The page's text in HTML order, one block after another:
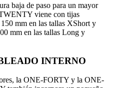
baja de paso para un mayor
viene con tijas
mm en las tallas XShort y
mm en las tallas Long y
INTERNO
la ONE-FORTY y la ONE-